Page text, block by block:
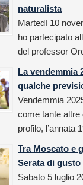
naturalista
Martedì 10
ho partecipato
del professor
La vendemmia
qualche
Vendemmia
come tante altre
profilo, l’annata
Tra Moscato e
Serata di gusto
Sabato 5 luglio